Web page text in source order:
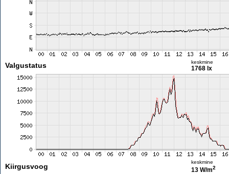
Valgustatus keskmine
1768 lx
Kiirgusvoog
keskmine
13 W/m2